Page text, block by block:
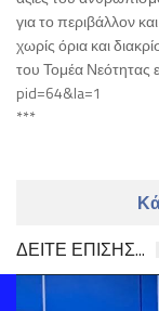
για το περιβάλλον
χωρίς όρια και
του Τομέα
pid=64&la=1
***
ΔΕΙΤΕ ΕΠΙΣΗΣ...